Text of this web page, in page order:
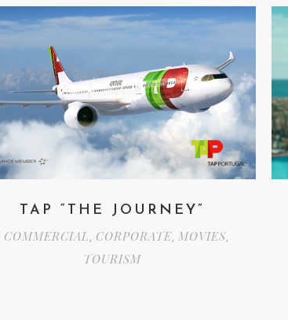
TAP “THE JOURNEY”
COMMERCIAL , CORPORATE,MOVIES,
TOURISM